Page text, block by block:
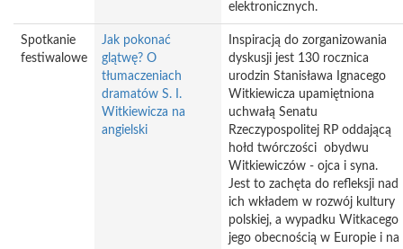
elektronicznych.
Spotkanie
festiwalowe
Jak pokonać
glątwę? O
tłumaczeniach
dramatów S. I.
Witkiewicza na
angielski
Inspiracją do zorganizowania
dyskusji jest 130 rocznica
urodzin Stanisława Ignacego
Witkiewicza upamiętniona
uchwałą Senatu
Rzeczypospolitej RP oddającą
hołd twórczości obydwu
Witkiewiczów - ojca i syna.
Jest to zachęta do refleksji nad
ich wkładem w rozwój kultury
polskiej, a wypadku Witkacego
jego obecnością w Europie i na